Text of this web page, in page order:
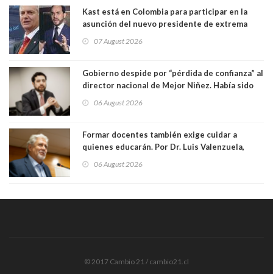
Kast está en Colombia para participar en la
asunción del nuevo presidente de extrema
07 August 2026
Gobierno despide por “pérdida de confianza” al
director nacional de Mejor Niñez. Había sido
06 August 2026
Formar docentes también exige cuidar a
quienes educarán. Por Dr. Luis Valenzuela,
Académicos U. Católica Silva Henríquez
06 August 2026
© 2017 Cambio 21 / cambio21.cl